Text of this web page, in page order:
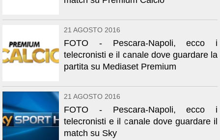
21 AGOSTO 2016
FOTO - Pescara-Napoli, ecco i
telecronisti e il canale dove guardare la
partita su Mediaset Premium
21 AGOSTO 2016
FOTO - Pescara-Napoli, ecco i
telecronisti e il canale dove guardare il
match su Sky